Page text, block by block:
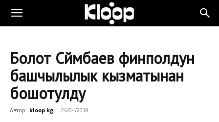
Болот Сүйүмбаев финполдун
башчылылык кызматынан
бошотулду
Автор: kloop.kg - 26/04/2018